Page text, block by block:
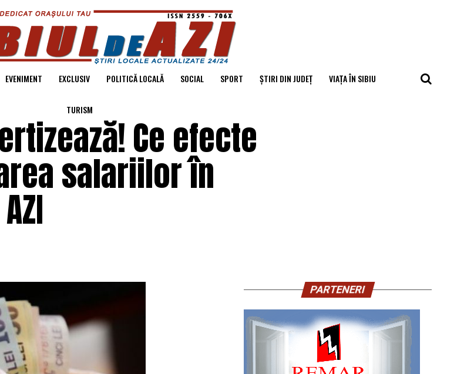
EVENIMENT EXCLUSIV POLITICĂ LOCALĂ SOCIAL SPORT ȘTIRI DIN JUDEȚ VIAȚA ÎN SIBIU
TURISM
Ce efecte
salariilor în
PARTENERI